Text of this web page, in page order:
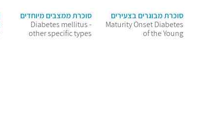
סוכרת מבוגרים בצעירים
Maturity Onset Diabetes
of the Young
סוכרת ממצבים מיוחדים
Diabetes mellitus -
other specific types